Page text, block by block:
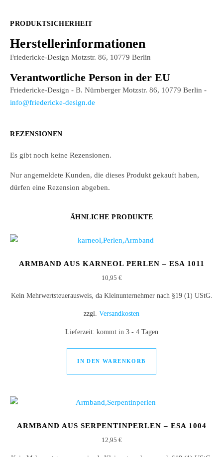
PRODUKTSICHERHEIT
Herstellerinformationen
Friedericke-Design Motzstr. 86, 10779 Berlin
Verantwortliche Person in der EU
Friedericke-Design - B. Nürnberger Motzstr. 86, 10779 Berlin -
info@friedericke-design.de
REZENSIONEN
Es gibt noch keine Rezensionen.
Nur angemeldete Kunden, die dieses Produkt gekauft haben,
dürfen eine Rezension abgeben.
ÄHNLICHE PRODUKTE
ARMBAND AUS KARNEOL PERLEN – ESA 1011
10,95 €
Kein Mehrwertsteuerausweis, da Kleinunternehmer nach §19 (1) UStG.
zzgl. Versandkosten
Lieferzeit: kommt in 3 - 4 Tagen
IN DEN WARENKORB
ARMBAND AUS SERPENTINPERLEN – ESA 1004
12,95 €